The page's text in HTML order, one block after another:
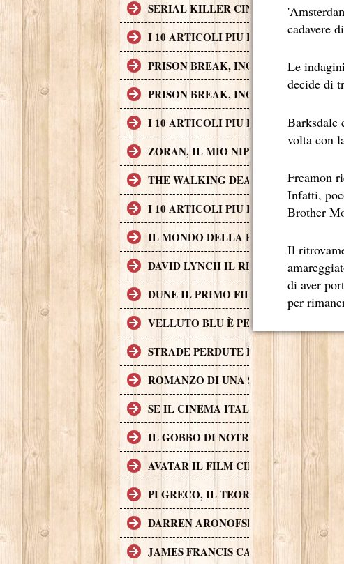
SERIAL KILLER CINEMATOGRAFICI
I 10 ARTICOLI PIU LETTI SUL SITO
PRISON BREAK, INGEGNO, AZIONE,
PRISON BREAK, INGEGNO, AZIONE,
I 10 ARTICOLI PIU LETTI SUL SITO
ZORAN, IL MIO NIPOTE SCEMO.
THE WALKING DEAD
I 10 ARTICOLI PIU LETTI SUL SITO
IL MONDO DELLA FINANZA
DAVID LYNCH IL REGISTA CHE
DUNE IL PRIMO FILM DI
VELLUTO BLU È PER MOLTI
STRADE PERDUTE È UNA CRIME
ROMANZO DI UNA STRAGE, UN FILM
SE IL CINEMA ITALIANO DEGLI
IL GOBBO DI NOTRE DAME
AVATAR IL FILM CHE HA
PI GRECO, IL TEOREMA DEL DELIRIO
DARREN ARONOFSKY
JAMES FRANCIS CAMERON
cadavere
Le
decide di
Barksdale
volta con
Freamon
Infatti,
Brother
Il
di aver
per